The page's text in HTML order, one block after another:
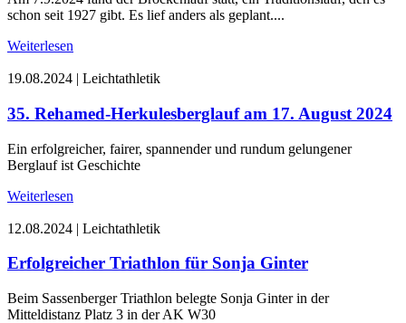
schon seit 1927 gibt. Es lief anders als geplant....
Weiterlesen
19.08.2024 | Leichtathletik
35. Rehamed-Herkulesberglauf am 17. August 2024
Ein erfolgreicher, fairer, spannender und rundum gelungener
Berglauf ist Geschichte
Weiterlesen
12.08.2024 | Leichtathletik
Erfolgreicher Triathlon für Sonja Ginter
Beim Sassenberger Triathlon belegte Sonja Ginter in der
Mitteldistanz Platz 3 in der AK W30